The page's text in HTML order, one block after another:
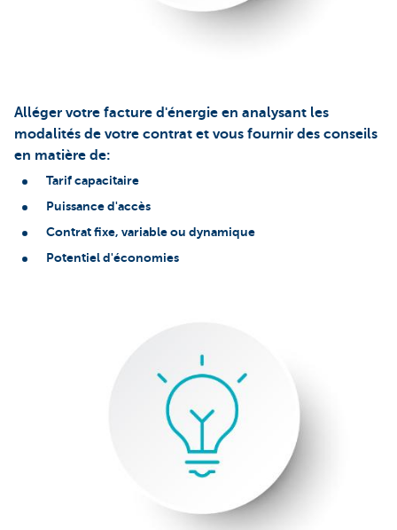
Alléger votre facture d'énergie en analysant les
modalités de votre contrat et vous fournir des conseils
en matière de:
Tarif capacitaire
Puissance d'accès
Contrat fixe, variable ou dynamique
Potentiel d'économies